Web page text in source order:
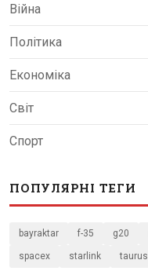
Війна
Політика
Економіка
Світ
Спорт
ПОПУЛЯРНІ ТЕГИ
bayraktar f-35 g20
spacex starlink taurus